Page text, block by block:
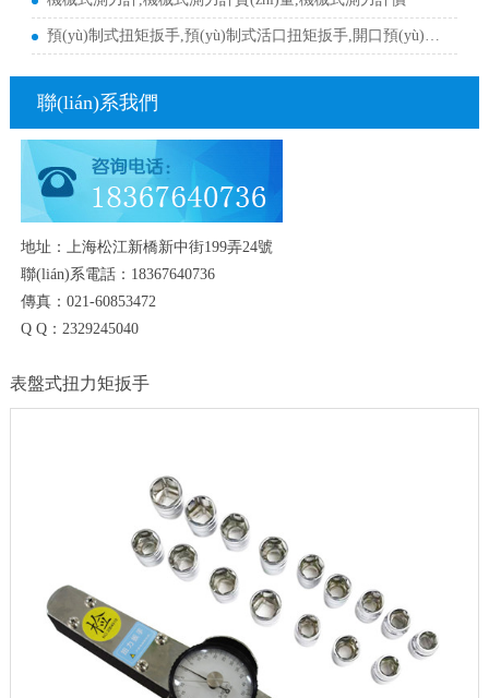
預(yù)制式扭矩扳手,預(yù)制式活口扭矩扳手,開口預(yù)制式
聯(lián)系我們
地址：上海松江新橋新中街199弄24號
聯(lián)系電話：18367640736
傳真：021-60853472
Q Q：2329245040
表盤式扭力矩扳手